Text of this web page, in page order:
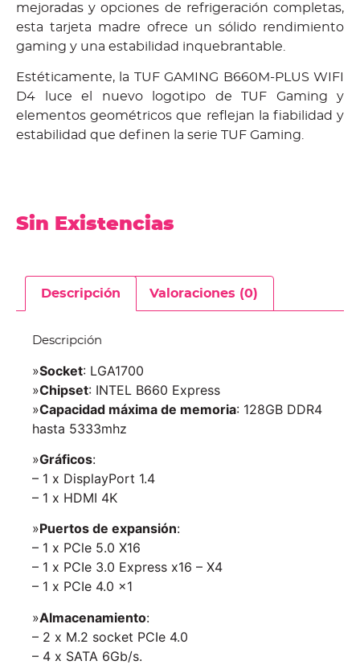
mejoradas y opciones de refrigeración completas,
esta tarjeta madre ofrece un sólido rendimiento
gaming y una estabilidad inquebrantable.
Estéticamente, la TUF GAMING B660M-PLUS WIFI
D4 luce el nuevo logotipo de TUF Gaming y
elementos geométricos que reflejan la fiabilidad y
estabilidad que definen la serie TUF Gaming.
Sin Existencias
Descripción Valoraciones (0)
Descripción
»Socket: LGA1700
»Chipset: INTEL B660 Express
»Capacidad máxima de memoria: 128GB DDR4
hasta 5333mhz
»Gráficos:
– 1 x DisplayPort 1.4
– 1 x HDMI 4K
»Puertos de expansión:
– 1 x PCle 5.0 X16
– 1 x PCIe 3.0 Express x16 – X4
– 1 x PCIe 4.0 x1
»Almacenamiento:
– 2 x M.2 socket PCIe 4.0
– 4 x SATA 6Gb/s.